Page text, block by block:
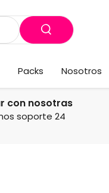
Packs Nosotros
con nosotras
soporte 24